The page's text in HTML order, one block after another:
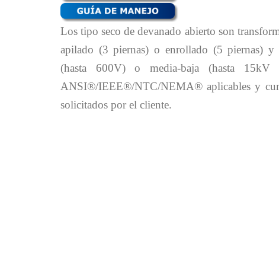
Los tipo seco de devanado abierto son
apilado (3 piernas) o enrollado (5 piernas) y
(hasta 600V) o media-baja (hasta
ANSI®/IEEE®/NTC/NEMA® aplicables y
solicitados por el cliente.